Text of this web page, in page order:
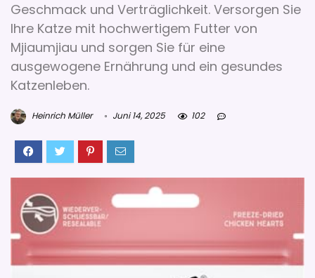
Geschmack und Verträglichkeit. Versorgen Sie
Ihre Katze mit hochwertigem Futter von
Mjiaumjiau und sorgen Sie für eine
ausgewogene Ernährung und ein gesundes
Katzenleben.
Heinrich Müller Juni 14, 2025 102